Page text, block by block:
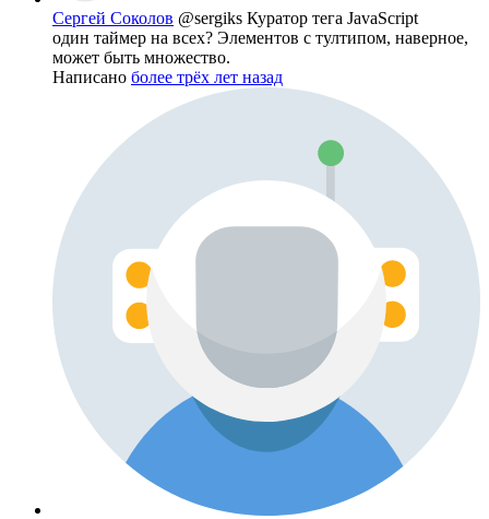
Сергей Соколов @sergiks Куратор тега JavaScript
один таймер на всех? Элементов с тултипом, наверное,
может быть множество.
Написано более трёх лет назад